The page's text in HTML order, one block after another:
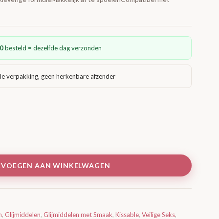
besteld = dezelfde dag verzonden
verpakking, geen herkenbare afzender
AAN WINKELWAGEN
, Glijmiddelen, Glijmiddelen met Smaak, Kissable, Veilige Seks,